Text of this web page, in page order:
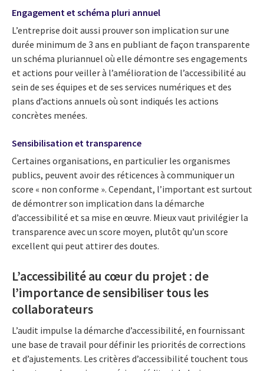
Engagement et schéma pluri annuel
L’entreprise doit aussi prouver son implication sur une
durée minimum de 3 ans en publiant de façon transparente
un schéma pluriannuel où elle démontre ses engagements
et actions pour veiller à l’amélioration de l’accessibilité au
sein de ses équipes et de ses services numériques et des
plans d’actions annuels où sont indiqués les actions
concrètes menées.
Sensibilisation et transparence
Certaines organisations, en particulier les organismes
publics, peuvent avoir des réticences à communiquer un
score « non conforme ». Cependant, l’important est surtout
de démontrer son implication dans la démarche
d’accessibilité et sa mise en œuvre. Mieux vaut privilégier la
transparence avec un score moyen, plutôt qu’un score
excellent qui peut attirer des doutes.
L’accessibilité au cœur du projet : de
l’importance de sensibiliser tous les
collaborateurs
L’audit impulse la démarche d’accessibilité, en fournissant
une base de travail pour définir les priorités de corrections
et d’ajustements. Les critères d’accessibilité touchent tous